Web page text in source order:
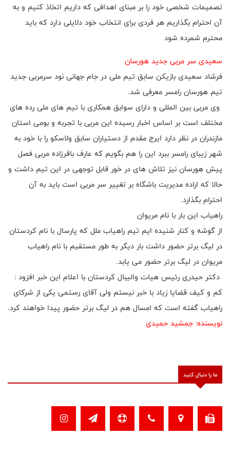
تصمیمات شخصی خود را بر مبنای اهدافی که داریم اتخاذ کنیم و به
آن احترام بگذاریم هر فردی برای انتخاب خود دلایلی دارد که باید
محترم شمرده شود
سعیدی سر مربی جدید هورسان
فرشاد سعیدی بازیکن سابق تیم ملی در جام جهانی نود سرمربی جدید
تیم هورسان رامسر معرفی شد.
وی مربی بین المللی و دارای سوابق همکاری با تیم های ملی رده های
مختلف است بر اساس اخبار رسیده این مربی با تجربه و بومی استان
مازندران در نظر دارد ایرج مقدم از دستیاران سابق ولاسکو را با خود به
شهر زیبای رامسر ببرد این را هم بگویم که عارف باقرزاده مربی فصل
پیش هورسان نیز تلاش های در خور قابل توجهی در این تیم داشت و
حالا که اراده مدیریت باشگاه بر تغییر سر مربی است باید به آن
احترام بگذارد.
راهیاب این بار با نام مریوان
از گوشه و کنار شنیده ایم تیم راهیاب ملل که پارسال با نام کردستان
در لیگ برتر حضور داشت بار دیگر به طور مستقیم با نام راهیاب
مریوان در لیگ برتر حضور می یابد.
دکتر حیدری رئیس هیات والیبال کردستان با اعلام این خبر افزود :
کم و کیف قضایا زیاد با خبر نیستم ولی آقای رستمی یکی از شرکای
راهیاب گفته است که امسال هم در لیگ برتر حضور پیدا خواهند کرد.
نویسنده: جمشید حمیدی
ما را دنبال کنید